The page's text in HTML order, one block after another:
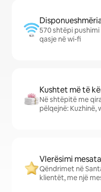
570 shtëpi pushimi
qasje në wi-fi
Kushtet më të
Në shtëpitë me
pëlqejnë: Kuzhinë,
Vlerësimi
Qëndrimet në
klientët, me një